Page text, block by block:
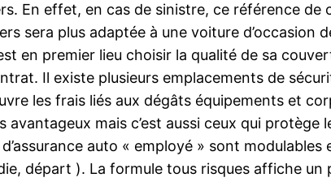
En effet, en cas de sinistre, ce référence
sera plus adaptée à une voiture
en premier lieu choisir la qualité de sa
Il existe plusieurs emplacements de
les frais liés aux dégâts équipements et
mais c’est aussi ceux qui protège
auto « employé » sont modulables
départ ). La formule tous risques affiche un